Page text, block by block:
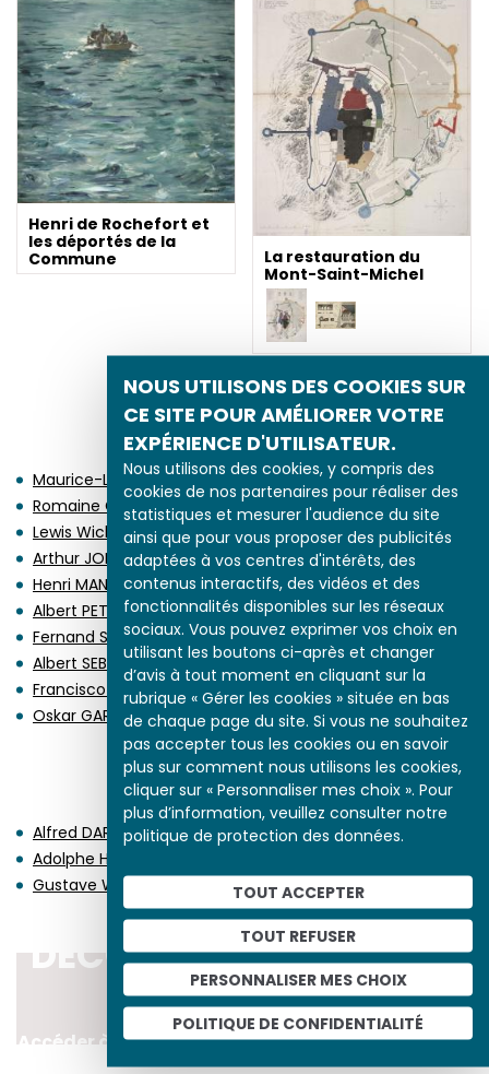
NOUS UTILISONS DES COOKIES SUR
CE SITE POUR AMÉLIORER VOTRE
EXPÉRIENCE D'UTILISATEUR.
Nous utilisons des cookies, y compris des
cookies de nos partenaires pour réaliser des
statistiques et mesurer l'audience du site
ainsi que pour vous proposer des publicités
adaptées à vos centres d'intérêts, des
contenus interactifs, des vidéos et des
fonctionnalités disponibles sur les réseaux
sociaux. Vous pouvez exprimer vos choix en
utilisant les boutons ci-après et changer
d’avis à tout moment en cliquant sur la
rubrique « Gérer les cookies » située en bas
de chaque page du site. Si vous ne souhaitez
pas accepter tous les cookies ou en savoir
plus sur comment nous utilisons les cookies,
cliquer sur « Personnaliser mes choix ». Pour
plus d’information, veuillez consulter notre
politique de protection des données.
TOUT ACCEPTER
TOUT REFUSER
PERSONNALISER MES CHOIX
POLITIQUE DE CONFIDENTIALITÉ
La restauration du
Mont-Saint-Michel
Henri de Rochefort et
les déportés de la
Commune
NAISSANCES EN 1874
Maurice-Louis BRANGER
Romaine Goddard, dite Romaine BROOKS
Lewis Wickes HINE
Arthur JOHNSON
Henri MANUEL
Albert PETERS-DESTERACT
Fernand SABATTE
Albert SEBILLE
Francisco SANCHA Y LENGO dit SANCHA
Oskar GARVENS
DÉCÈS EN 1874
Alfred DARJOU
Adolphe HUMBERT DE MOLARD
Gustave WAPPERS
DÉCOUVRIR LA PÉRIODE
1871-1913
Accéder à l’ensemble des études de la période